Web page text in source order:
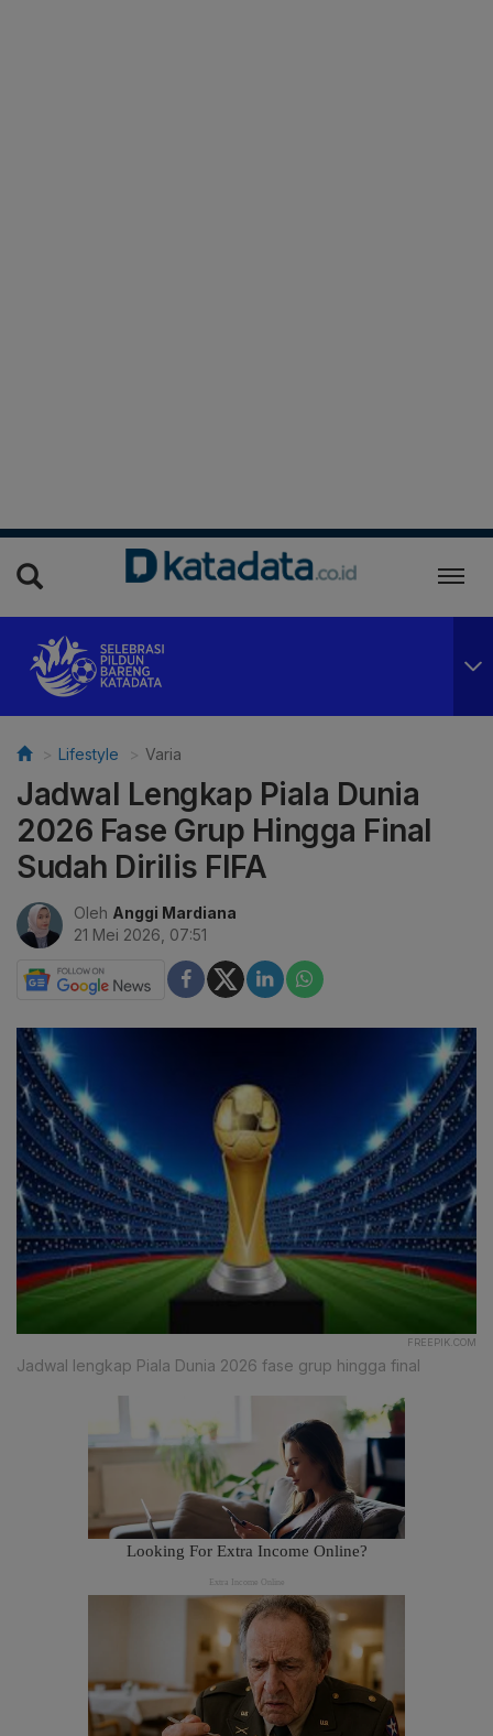
Lifestyle Varia
Jadwal Lengkap Piala Dunia
2026 Fase Grup Hingga Final
Sudah Dirilis FIFA
Oleh Anggi Mardiana
21 Mei 2026, 07:51
FREEPIK.COM
Jadwal lengkap Piala Dunia 2026 fase grup hingga final